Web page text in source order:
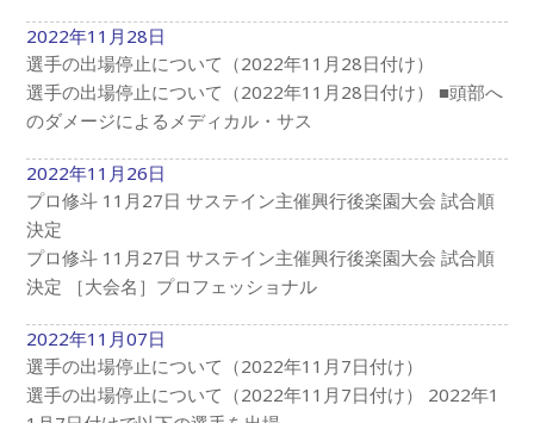
2022年11月28日
選手の出場停止について（2022年11月28日付け）
選手の出場停止について（2022年11月28日付け） ■頭部へ
のダメージによるメディカル・サス
2022年11月26日
プロ修斗 11月27日 サステイン主催興行後楽園大会 試合順
決定
プロ修斗 11月27日 サステイン主催興行後楽園大会 試合順
決定 ［大会名］プロフェッショナル
2022年11月07日
選手の出場停止について（2022年11月7日付け）
選手の出場停止について（2022年11月7日付け） 2022年1